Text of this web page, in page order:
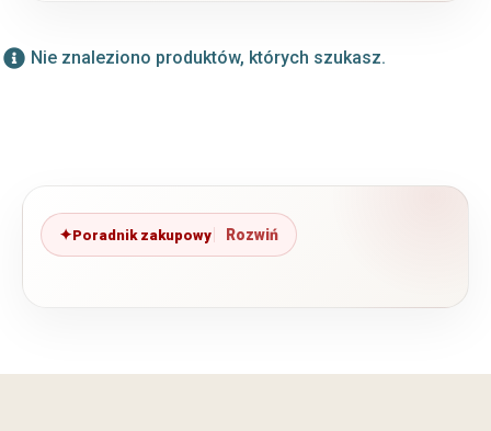
Nie znaleziono produktów, których szukasz.
Poradnik zakupowy